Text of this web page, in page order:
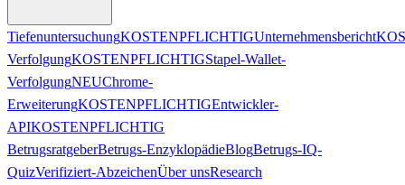
TiefenuntersuchungKOSTENPFLICHTIGUnternehmensbericht
VerfolgungKOSTENPFLICHTIGStapel-Wallet-
VerfolgungNEUChrome-
ErweiterungKOSTENPFLICHTIGEntwickler-
APIKOSTENPFLICHTIG
BetrugsratgeberBetrugs-EnzyklopädieBlogBetrugs-IQ-
QuizVerifiziert-AbzeichenÜber unsResearch